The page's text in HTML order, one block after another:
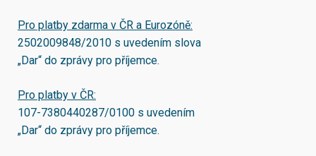
Pro platby zdarma v ČR a Eurozóně:
2502009848/2010 s uvedením slova
„Dar“ do zprávy pro příjemce.
Pro platby v ČR:
107-7380440287/0100 s uvedením
„Dar“ do zprávy pro příjemce.